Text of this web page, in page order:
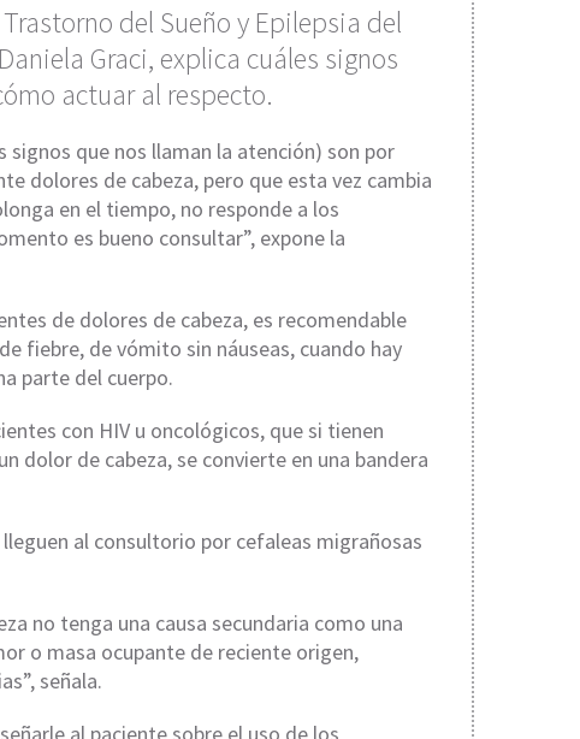
del Sueño y Epilepsia del
Graci, explica cuáles signos
actuar al respecto.
signos que nos llaman la atención) son por
dolores de cabeza, pero que esta vez cambia
en el tiempo, no responde a los
es bueno consultar”, expone la
de dolores de cabeza, es recomendable
fiebre, de vómito sin náuseas, cuando hay
parte del cuerpo.
con HIV u oncológicos, que si tienen
dolor de cabeza, se convierte en una bandera
al consultorio por cefaleas migrañosas
no tenga una causa secundaria como una
o masa ocupante de reciente origen,
señala.